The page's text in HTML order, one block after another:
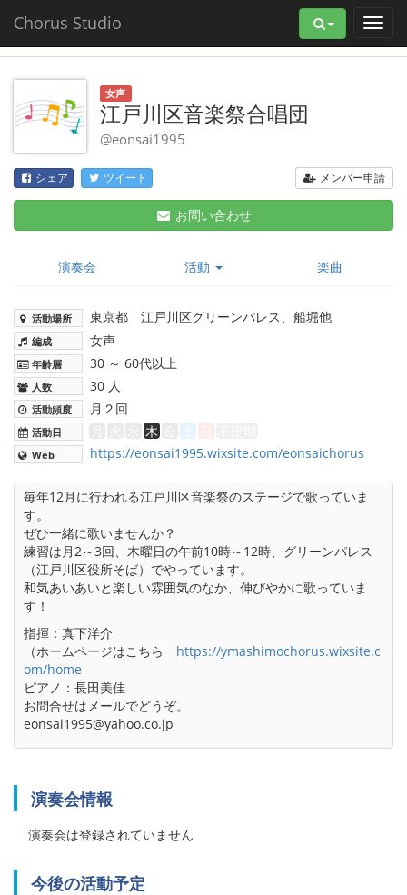
Chorus Studio
女声
江戸川区音楽祭合唱団
@eonsai1995
シェア ツイート メンバー申請
お問い合わせ
演奏会 活動 楽曲
活動場所 東京都 江戸川区グリーンパレス、船堀他
編成 女声
年齢層 30 ～ 60代以上
人数 30 人
活動頻度 月２回
活動日 木 土
Web https://eonsai1995.wixsite.com/eonsaichorus
毎年12月に行われる江戸川区音楽祭のステージで歌っていま
す。
ぜひ一緒に歌いませんか？
練習は月2～3回、木曜日の午前10時～12時、グリーンパレス
（江戸川区役所そば）でやっています。
和気あいあいと楽しい雰囲気のなか、伸びやかに歌っていま
す！
指揮：真下洋介
（ホームページはこちら https://ymashimochorus.wixsite.c
om/home
ピアノ：長田美佳
お問合せはメールでどうぞ。
eonsai1995@yahoo.co.jp
演奏会情報
演奏会は登録されていません
今後の活動予定